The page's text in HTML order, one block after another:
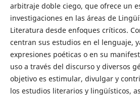
arbitraje doble ciego, que ofrece un
investigaciones en las áreas de
Literatura desde enfoques críticos.
centran sus estudios en el lenguaje,
expresiones poéticas o en su
uso a través del discurso y diversos
objetivo es estimular, divulgar y
los estudios literarios y lingüísticos,